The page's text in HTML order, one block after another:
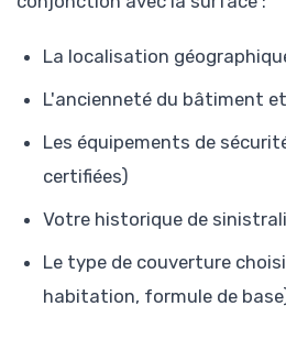
La localisation
L'ancienneté du bâtiment
Les équipements de
certifiées)
Votre historique de
Le type de couverture
habitation, formule de